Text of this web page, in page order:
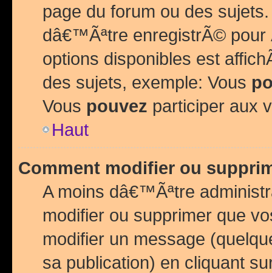
page du forum ou des
dâ€™Ãªtre enregistrÃ©
options disponibles est
des sujets, exemple: Vous
Vous pouvez participer aux
Haut
Comment modifier ou
A moins dâ€™Ãªtre
modifier ou supprimer que
modifier un message
sa publication) en cliquant